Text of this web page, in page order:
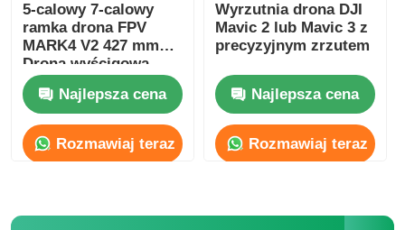
5-calowy 7-calowy
ramka drona FPV
MARK4 V2 427 mm
Drona wyścigowa
czteroosiowy
Najlepsza cena
Rozmawiaj teraz
Wyrzutnia drona DJI
Mavic 2 lub Mavic 3 z
precyzyjnym zrzutem
Najlepsza cena
Rozmawiaj teraz